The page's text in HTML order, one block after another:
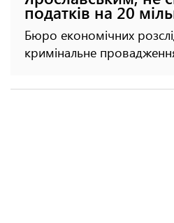
податків на 20
Бюро економічних
кримінальне